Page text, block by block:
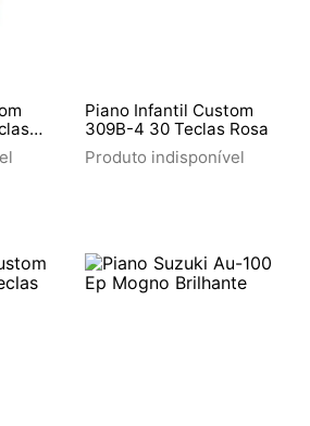
Piano Infantil Custom
309B-4 30 Teclas Rosa
Produto indisponível